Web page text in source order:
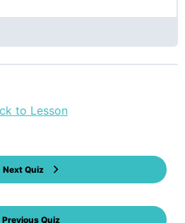
Previous Quiz
to Lesson
Next Quiz